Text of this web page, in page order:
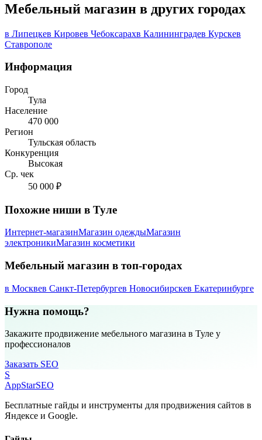
Мебельный магазин в других городах
в Липецкев Кировев Чебоксарахв Калининградев Курскев
Ставрополе
Информация
Город
Тула
Население
470 000
Регион
Тульская область
Конкуренция
Высокая
Ср. чек
50 000 ₽
Похожие ниши в Туле
Интернет-магазинМагазин одеждыМагазин
электроникиМагазин косметики
Мебельный магазин в топ-городах
в Москвев Санкт-Петербургев Новосибирскев Екатеринбурге
Нужна помощь?
Закажите продвижение мебельного магазина в Туле у
профессионалов
Заказать SEO
S
AppStarSEO
Бесплатные гайды и инструменты для продвижения сайтов в
Яндексе и Google.